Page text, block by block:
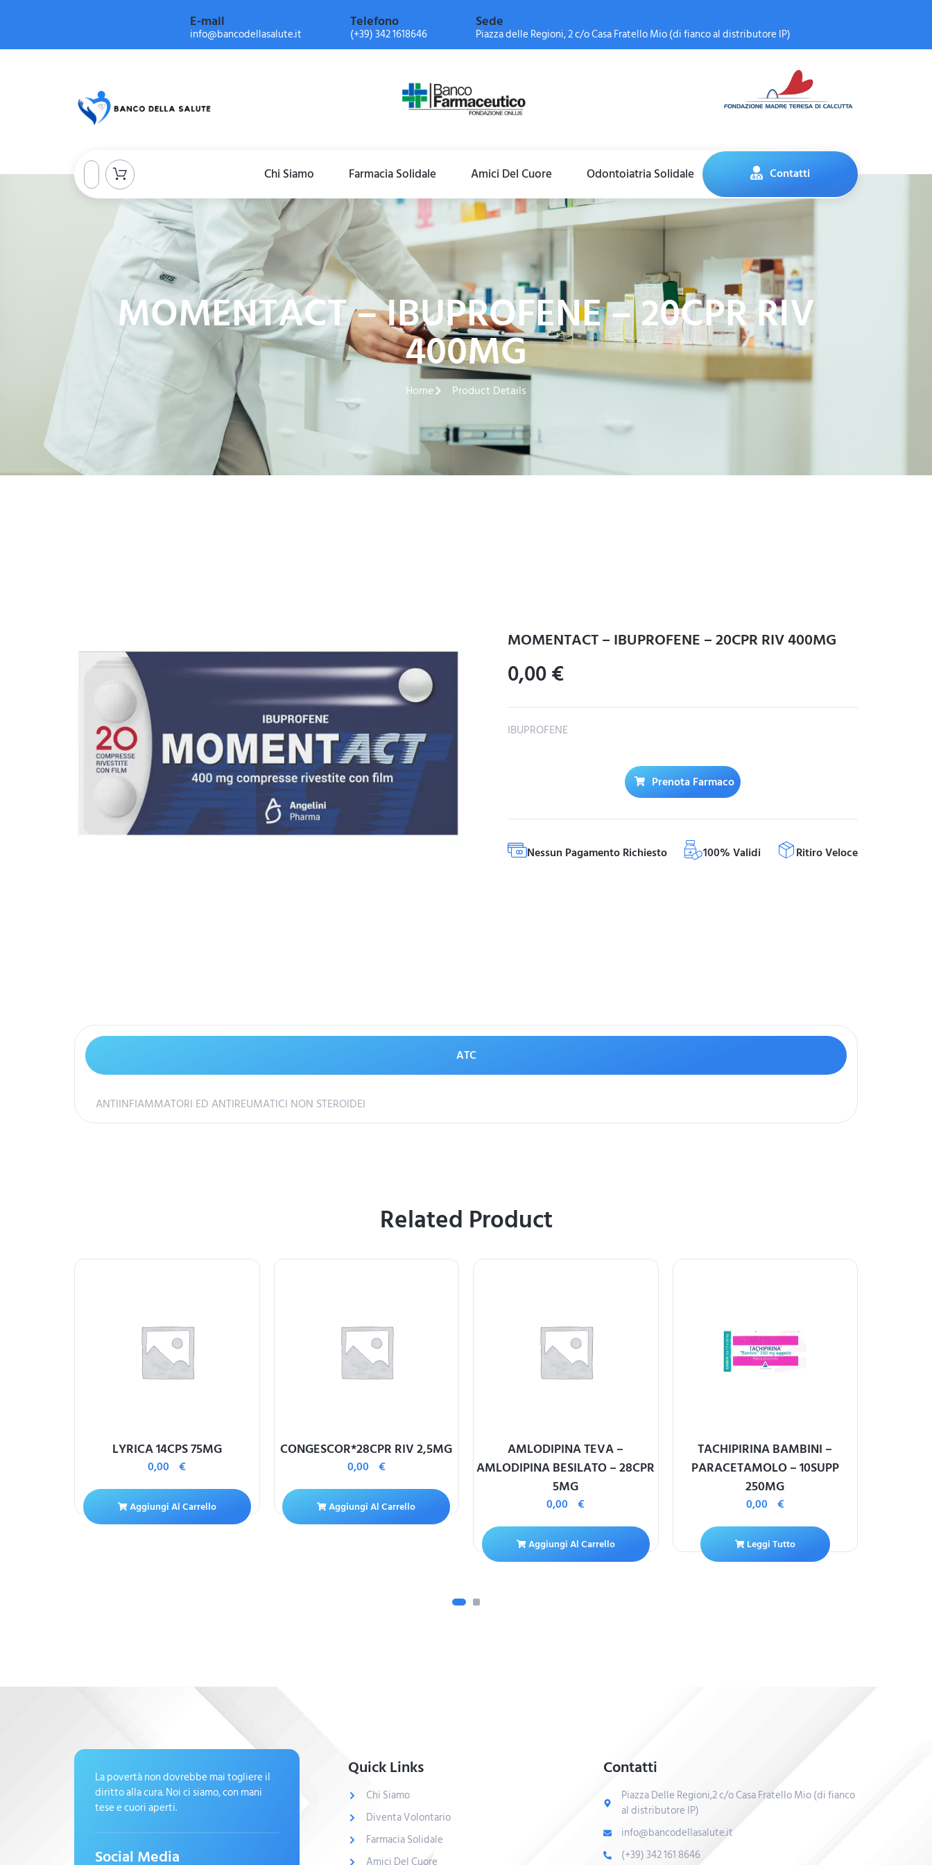
E-mail
info@bancodellasalute.it
Telefono
(+39) 342 1618646
Sede
Piazza delle Regioni, 2 c/o Casa Fratello Mio (di fianco al distributore IP)
Chi Siamo Farmacia Solidale Amici Del Cuore Odontoiatria Solidale Contatti
MOMENTACT – IBUPROFENE – 20CPR RIV
400MG
Home Product Details
MOMENTACT – IBUPROFENE – 20CPR RIV 400MG
0,00€
IBUPROFENE
Prenota Farmaco
Nessun Pagamento Richiesto 100% Validi Ritiro Veloce
ATC
ANTIINFIAMMATORI ED ANTIREUMATICI NON STEROIDEI
Related Product
LYRICA 14CPS 75MG
0,00€
Aggiungi Al Carrello
CONGESCOR*28CPR RIV 2,5MG
0,00 €
Aggiungi Al Carrello
AMLODIPINA TEVA –
AMLODIPINA BESILATO – 28CPR
5MG
0,00€
Aggiungi Al Carrello
TACHIPIRINA BAMBINI –
PARACETAMOLO – 10SUPP
250MG
0,00 €
Leggi Tutto
La povertà non dovrebbe mai togliere il
diritto alla cura. Noi ci siamo, con mani
tese e cuori aperti.
Social Media
Quick Links
Chi Siamo
Diventa Volontario
Farmacia Solidale
Contatti
Piazza Delle Regioni,2 c/o Casa Fratello Mio (di fianco
al distributore IP)
info@bancodellasalute.it
(+39) 342 161 8646